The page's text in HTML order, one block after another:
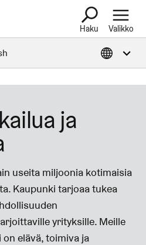
Avaa tietoa
Haku Valikko
ja
useita miljoonia kotimaisia
Kaupunki tarjoaa tukea
yrityksille. Meille
elävä, toimiva ja